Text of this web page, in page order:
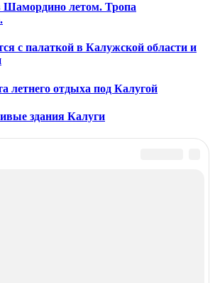
летом. Тропа
с палаткой в Калужской области и
летнего отдыха под Калугой
здания Калуги